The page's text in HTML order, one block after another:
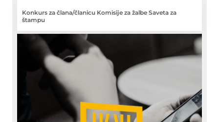
Konkurs za člana/članicu Komisije za žalbe Saveta za
štampu